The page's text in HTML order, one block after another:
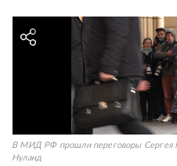
В МИД РФ прошли переговоры Сергея
Нуланд